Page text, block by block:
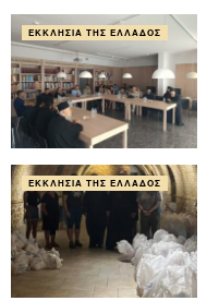
ΕΚΚΛΗΣΊΑ ΤΗΣ ΕΛΛΆΔΟΣ
ΕΚΚΛΗΣΊΑ ΤΗΣ ΕΛΛΆΔΟΣ